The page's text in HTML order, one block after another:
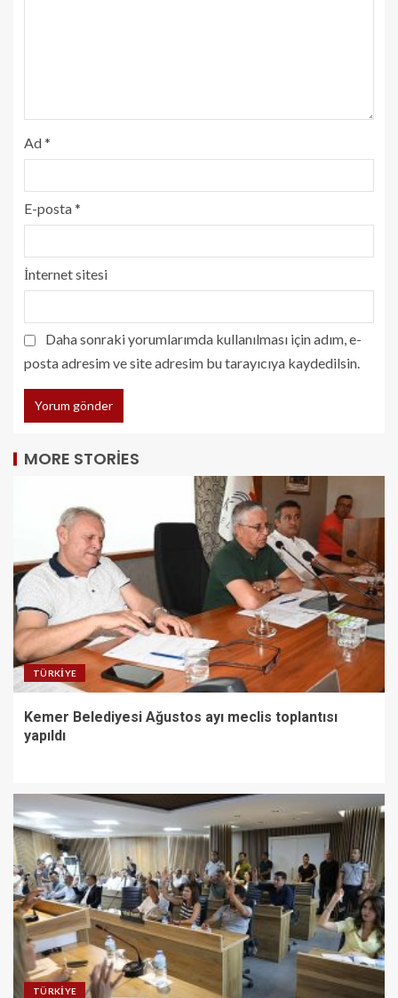
Ad*
E-posta*
İnternet sitesi
Daha sonraki yorumlarımda kullanılması için adım, e-
posta adresim ve site adresim bu tarayıcıya kaydedilsin.
MORE STORIES
TÜRKIYE
Kemer Belediyesi Ağustos ayı meclis toplantısı
yapıldı
TÜRKIYE